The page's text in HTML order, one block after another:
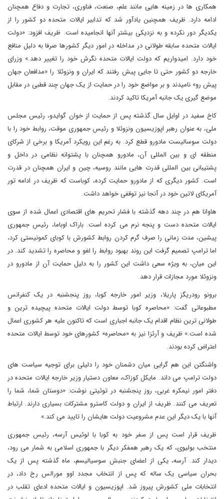
همکاری ها در زمینه هایی مانند علم، صنعت، فناوری، تجارت و دفاع همچنان
ادامه دارد. ظریف همچنین یادآور شد که تدابیر ایالات متحده دو کشور را از
یکدیگر دور نکرده و به نزدیکی بیشتر آنها انجامیده است. ظریف افزود: «دولت
ایالات متحده سابقه طولانی در مداخله در امور دیگر کشورها صرفا به دلیل منافع
خود دارد. امیدواریم که دولت ایالات متحده نگرش خود را تغییر دهد.» وزرای
خارجه دو کشور حتی تا جایی پیش رفتند که ایران و ونزوئلا را «مدافعان جهان
پیش رو» نامیدند و بر مواضع خود را در حمایت از یک جهان چند قطبی در مقابل
موضع گیری یک جانبه آمریکا تاکید کردند.
کاخ سفید در اوایل سال گذشته پس از حمایت از خوان گوایدو، رئیس مجلس
ملی، به عنوان رهبر اپوزیسیون ونزوئلا و رئیس جمهوری موقت، روابط خود را با
دولت سوسالیست مادورو قطع کرد. به رغم این رویکرد آمریکا و برخی از شرکای
منطقه ای و بین المللی آن، مادورو همچنان با پشتوانه نظامی در داخل و
پشتیبانی بین المللی قدرت هایی مانند روسیه، چین و ایران همچنان در قدرت
است. کشور دیگری که از مادورو حمایت کرده، کوباست که ظریف در ادامه تور
آمریکای لاتین خود در آنجا نیز توقفی خواهد داشت.
هاوانا هم در چند دهه گذشته با فشار تحریم های اقتصادی اعمال شده از سوی
ایالات متحده دست و پنجه نرم می کرده است. باراک اوباما، رئیس جمهوری
پیشین، مدت زمانی را صرف گرم کردن روابط کشورش با کوبای کمونیستی کرد،
اما ترامپ تصمیم گرفت این روند بهبود روابط را لغو و محاصره را تشدید کند. در
این میان، به ویژه سعی داشت این کشور را به دلیل حمایت آن از مادورو در
ونزوئلا مورد مجازات قرار دهد.
برونو رودریگز پاریلا، وزیر امور خارجه کوبا، روز پنجشنبه در یک کنفرانس
مطبوعاتی گفت: «محاصره کوبا توسط دولت ایالات متحده پیچیده ترین و
طولانی ترین نظام اقدام یک جانبه اجباری است که تاکنون علیه هر کشوری اعمال
شده است.» ظریف و آرئزا نیز به «محاصره» کشورهای خود توسط ایالات متحده
اعتراض کرده بودند.
واشنگتن این هم گرایی میان دشمنان خود را دلیلی برای توجیه سیاست های
دولت ترامپ می داند. مایکل کوزاک، معاون دستیار وزیر خارجه ایالات متحده در
دفتر امور نیمکره غربی، روز پنجشنبه در توئیتی نوشت: «دوستان شما، شما را
تعریف می کنند. ظریف از ایران و دولت کاسترو مشترکات بسیاری دارند. ارتباط
آنها با یک دیگر این عدم مشروعیت دولت هایشان را تایید می کند.»
ظریف قرار است پس از سفر خود به کوبا با لوئیس آرسه، رئیس جمهوری
منتخب بولیوی، که یک رهبر همفکر دیگر با جمهوری اسلامی به شمار می رود،
دیدار کند. آرسه، یکی از اعضای جنبش سوسیالیسم، ماه گذشته پس از یک
بحران سیاسی یک ساله که پس از انتخاب مجدد اوو مورالس رخ داد، در
انتخابات ملی کشورش پیروز شد. اپوزیسیون و ایالات متحده ادعای تقلب در